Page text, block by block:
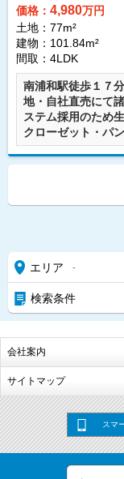
価格： 4,980万円
土地：77m²
建物：101.84m²
間取：4LDK
南浦和駅徒歩１７
地・自社直売にて
ステム採用のため
クローゼット・パ
エリア -
検索条件
会社案内
サイトマップ
スマ